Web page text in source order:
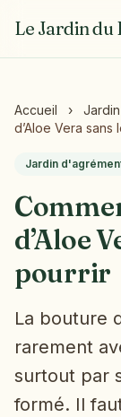
Le Jardin
Accueil ›
d’Aloe Vera sans
Jardin
d’Aloe
pourrir
La bouture
rarement
surtout par
formé. Il